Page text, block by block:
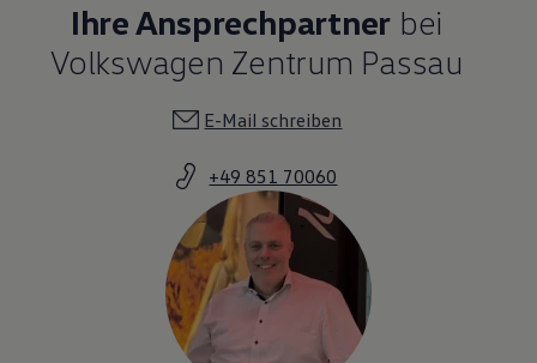
Ihre Ansprechpartner bei
Volkswagen Zentrum Passau
E-Mail schreiben
+49 851 70060